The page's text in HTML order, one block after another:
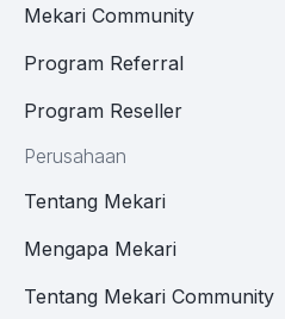
Mekari Community
Program Referral
Program Reseller
Perusahaan
Tentang Mekari
Mengapa Mekari
Tentang Mekari Community